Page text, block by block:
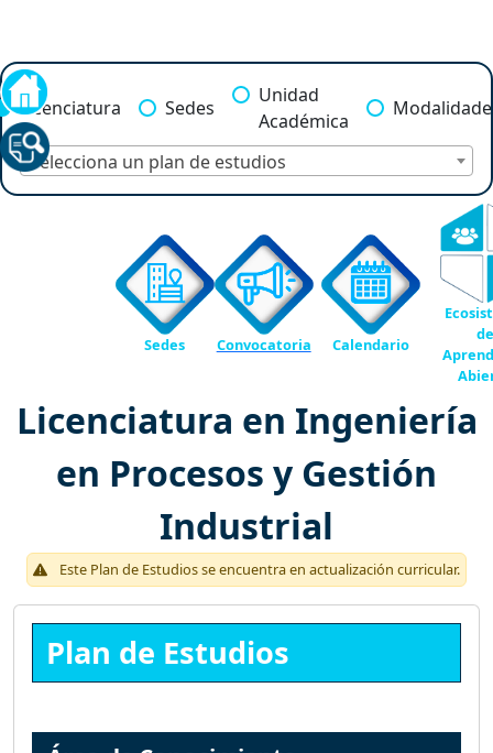
Licenciatura Sedes
Unidad
Académica
Selecciona un plan de estudios
Sedes Convocatoria Calendario
de
Licenciatura en Ingeniería
en Procesos y Gestión
Industrial
Este Plan de Estudios se encuentra en actualización curricular.
Plan de Estudios